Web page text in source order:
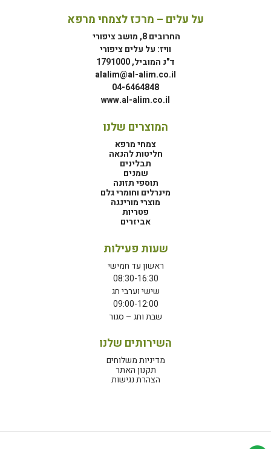
על עלים – מרכז לצמחי מרפא
החרובים 8, מושב ציפורי
וויז: על עלים ציפורי
ד"נ המוביל, 1791000
alalim@al-alim.co.il
04-6464848
www.al-alim.co.il
המוצרים שלנו
צמחי מרפא
חליטות להנאה
תבלינים
שמנים
תוספי תזונה
מינרלים וחומרי גלם
מוצרי מורינגה
פטריות
אביזרים
שעות פעילות
ראשון עד חמישי
08:30-16:30
שישי וערבי חג
09:00-12:00
שבת וחג – סגור
השירותים שלנו
מדיניות משלוחים
תקנון האתר
הצהרת נגישות